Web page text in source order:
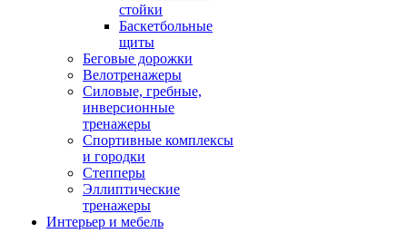
стойки
Баскетбольные
щиты
Беговые дорожки
Велотренажеры
Силовые, гребные,
инверсионные
тренажеры
Спортивные комплексы
и городки
Степперы
Эллиптические
тренажеры
Интерьер и мебель